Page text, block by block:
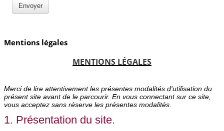
Envoyer
Mentions légales
MENTIONS LÉGALES
Merci de lire attentivement les présentes modalités d'utilisation du
présent site avant de le parcourir. En vous connectant sur ce site,
vous acceptez sans réserve les présentes modalités.
1. Présentation du site.